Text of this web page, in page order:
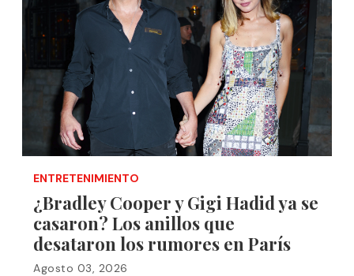
ENTRETENIMIENTO
¿Bradley Cooper y Gigi Hadid ya se
casaron? Los anillos que
desataron los rumores en París
Agosto 03, 2026